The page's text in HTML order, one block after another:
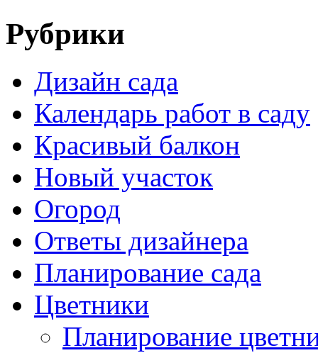
Рубрики
Дизайн сада
Календарь работ в саду
Красивый балкон
Новый участок
Огород
Ответы дизайнера
Планирование сада
Цветники
Планирование